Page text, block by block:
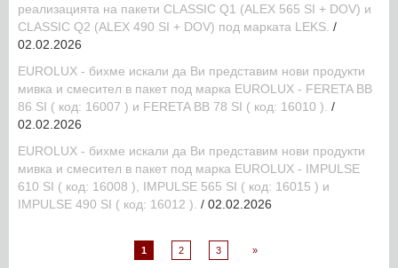
реализацията на пакети CLASSIC Q1 (ALEX 565 SI + DOV) и
CLASSIC Q2 (ALEX 490 SI + DOV) под марката LEKS. /
02.02.2026
EUROLUX - бихме искали да Ви представим нови продукти
мивка и смесител в пакет под марка EUROLUX - FERETA BB
86 SI ( код: 16007 ) и FERETA BB 78 SI ( код: 16010 ). /
02.02.2026
EUROLUX - бихме искали да Ви представим нови продукти
мивка и смесител в пакет под марка EUROLUX - IMPULSE
610 SI ( код: 16008 ), IMPULSE 565 SI ( код: 16015 ) и
IMPULSE 490 SI ( код: 16012 ). / 02.02.2026
1 2 3 »